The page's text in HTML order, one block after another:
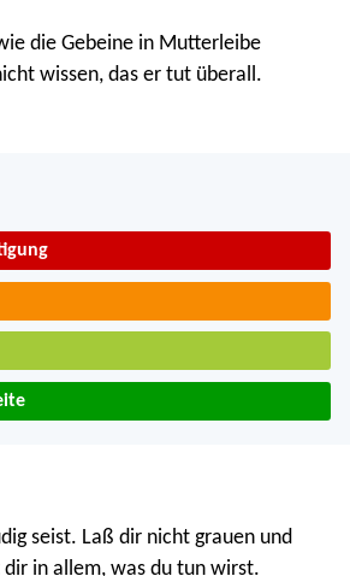
die Gebeine in Mutterleibe
wissen, das er tut überall.
seist. Laß dir nicht grauen und
in allem, was du tun wirst.